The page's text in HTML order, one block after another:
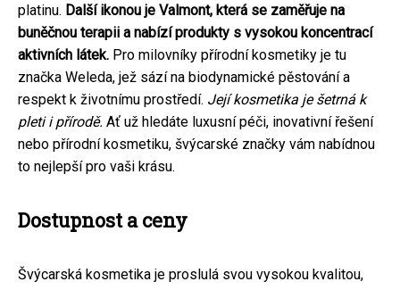
platinu. Další ikonou je Valmont, která se zaměřuje na
buněčnou terapii a nabízí produkty s vysokou koncentrací
aktivních látek. Pro milovníky přírodní kosmetiky je tu
značka Weleda, jež sází na biodynamické pěstování a
respekt k životnímu prostředí. Její kosmetika je šetrná k
pleti i přírodě. Ať už hledáte luxusní péči, inovativní řešení
nebo přírodní kosmetiku, švýcarské značky vám nabídnou
to nejlepší pro vaši krásu.
Dostupnost a ceny
Švýcarská kosmetika je proslulá svou vysokou kvalitou,